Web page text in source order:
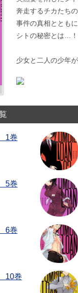
奔走するチカたち
事件の真相ととも
シトの秘密とは…！
少女と二人の少年
1巻
5巻
6巻
10巻